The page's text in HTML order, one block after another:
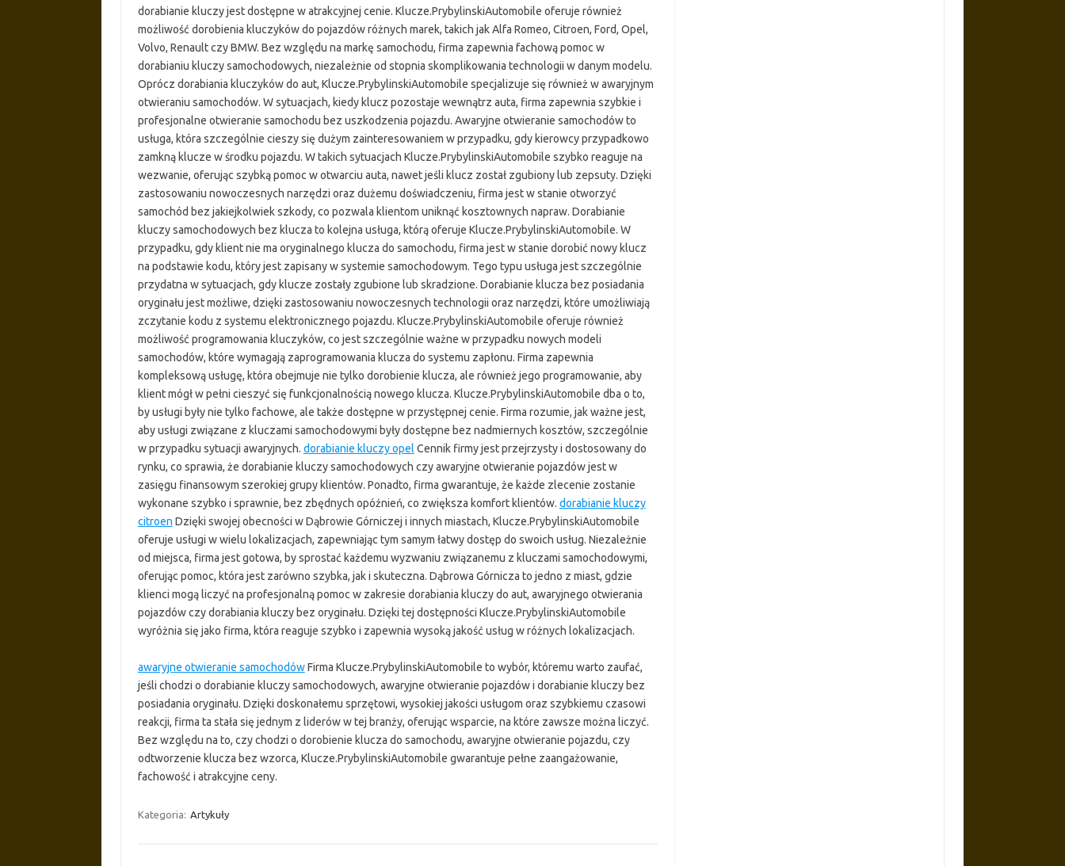
dorabianie kluczy jest dostępne w atrakcyjnej cenie. Klucze.PrybylinskiAutomobile oferuje również
możliwość dorobienia kluczyków do pojazdów różnych marek, takich jak Alfa Romeo, Citroen, Ford, Opel,
Volvo, Renault czy BMW. Bez względu na markę samochodu, firma zapewnia fachową pomoc w
dorabianiu kluczy samochodowych, niezależnie od stopnia skomplikowania technologii w danym modelu.
Oprócz dorabiania kluczyków do aut, Klucze.PrybylinskiAutomobile specjalizuje się również w awaryjnym
otwieraniu samochodów. W sytuacjach, kiedy klucz pozostaje wewnątrz auta, firma zapewnia szybkie i
profesjonalne otwieranie samochodu bez uszkodzenia pojazdu. Awaryjne otwieranie samochodów to
usługa, która szczególnie cieszy się dużym zainteresowaniem w przypadku, gdy kierowcy przypadkowo
zamkną klucze w środku pojazdu. W takich sytuacjach Klucze.PrybylinskiAutomobile szybko reaguje na
wezwanie, oferując szybką pomoc w otwarciu auta, nawet jeśli klucz został zgubiony lub zepsuty. Dzięki
zastosowaniu nowoczesnych narzędzi oraz dużemu doświadczeniu, firma jest w stanie otworzyć
samochód bez jakiejkolwiek szkody, co pozwala klientom uniknąć kosztownych napraw. Dorabianie
kluczy samochodowych bez klucza to kolejna usługa, którą oferuje Klucze.PrybylinskiAutomobile. W
przypadku, gdy klient nie ma oryginalnego klucza do samochodu, firma jest w stanie dorobić nowy klucz
na podstawie kodu, który jest zapisany w systemie samochodowym. Tego typu usługa jest szczególnie
przydatna w sytuacjach, gdy klucze zostały zgubione lub skradzione. Dorabianie klucza bez posiadania
oryginału jest możliwe, dzięki zastosowaniu nowoczesnych technologii oraz narzędzi, które umożliwiają
zczytanie kodu z systemu elektronicznego pojazdu. Klucze.PrybylinskiAutomobile oferuje również
możliwość programowania kluczyków, co jest szczególnie ważne w przypadku nowych modeli
samochodów, które wymagają zaprogramowania klucza do systemu zapłonu. Firma zapewnia
kompleksową usługę, która obejmuje nie tylko dorobienie klucza, ale również jego programowanie, aby
klient mógł w pełni cieszyć się funkcjonalnością nowego klucza. Klucze.PrybylinskiAutomobile dba o to,
by usługi były nie tylko fachowe, ale także dostępne w przystępnej cenie. Firma rozumie, jak ważne jest,
aby usługi związane z kluczami samochodowymi były dostępne bez nadmiernych kosztów, szczególnie
w przypadku sytuacji awaryjnych. dorabianie kluczy opel Cennik firmy jest przejrzysty i dostosowany do
rynku, co sprawia, że dorabianie kluczy samochodowych czy awaryjne otwieranie pojazdów jest w
zasięgu finansowym szerokiej grupy klientów. Ponadto, firma gwarantuje, że każde zlecenie zostanie
wykonane szybko i sprawnie, bez zbędnych opóźnień, co zwiększa komfort klientów. dorabianie kluczy
citroen Dzięki swojej obecności w Dąbrowie Górniczej i innych miastach, Klucze.PrybylinskiAutomobile
oferuje usługi w wielu lokalizacjach, zapewniając tym samym łatwy dostęp do swoich usług. Niezależnie
od miejsca, firma jest gotowa, by sprostać każdemu wyzwaniu związanemu z kluczami samochodowymi,
oferując pomoc, która jest zarówno szybka, jak i skuteczna. Dąbrowa Górnicza to jedno z miast, gdzie
klienci mogą liczyć na profesjonalną pomoc w zakresie dorabiania kluczy do aut, awaryjnego otwierania
pojazdów czy dorabiania kluczy bez oryginału. Dzięki tej dostępności Klucze.PrybylinskiAutomobile
wyróżnia się jako firma, która reaguje szybko i zapewnia wysoką jakość usług w różnych lokalizacjach.
awaryjne otwieranie samochodówFirma Klucze.PrybylinskiAutomobile to wybór, któremu warto zaufać,
jeśli chodzi o dorabianie kluczy samochodowych, awaryjne otwieranie pojazdów i dorabianie kluczy bez
posiadania oryginału. Dzięki doskonałemu sprzętowi, wysokiej jakości usługom oraz szybkiemu czasowi
reakcji, firma ta stała się jednym z liderów w tej branży, oferując wsparcie, na które zawsze można liczyć.
Bez względu na to, czy chodzi o dorobienie klucza do samochodu, awaryjne otwieranie pojazdu, czy
odtworzenie klucza bez wzorca, Klucze.PrybylinskiAutomobile gwarantuje pełne zaangażowanie,
fachowość i atrakcyjne ceny.
Kategoria: Artykuły